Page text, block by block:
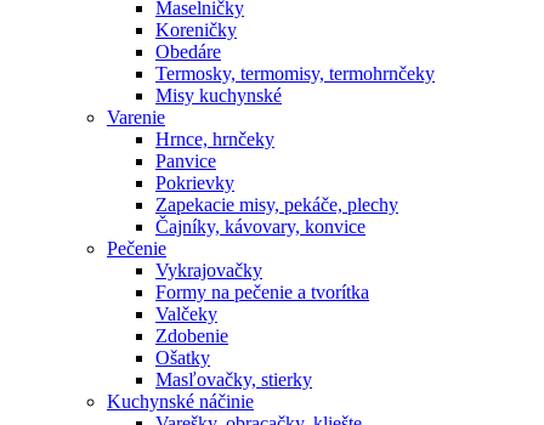
Maselničky
Koreničky
Obedáre
Termosky, termomisy, termohrnčeky
Misy kuchynské
Varenie
Hrnce, hrnčeky
Panvice
Pokrievky
Zapekacie misy, pekáče, plechy
Čajníky, kávovary, konvice
Pečenie
Vykrajovačky
Formy na pečenie a tvorítka
Valčeky
Zdobenie
Ošatky
Masľovačky, stierky
Kuchynské náčinie